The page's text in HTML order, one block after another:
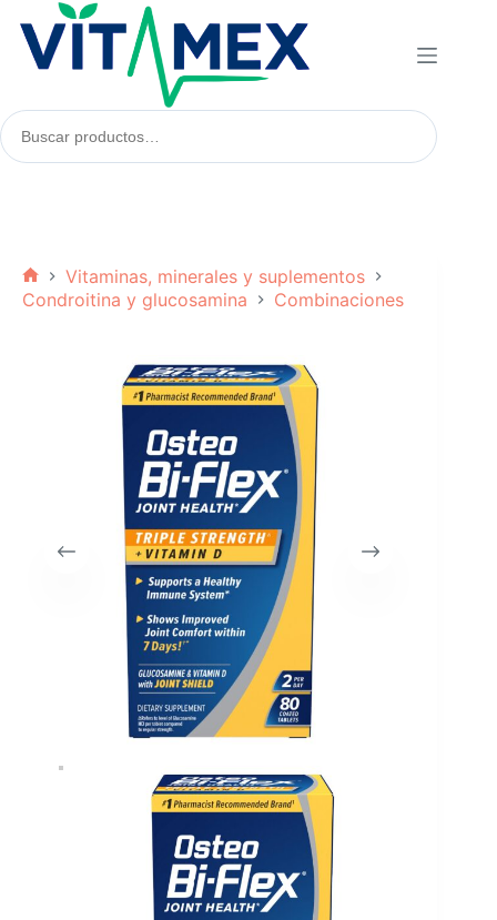
contenido
Buscar
productos:
Inicio
Vitaminas, minerales y suplementos
Condroitina y glucosamina
Combinaciones